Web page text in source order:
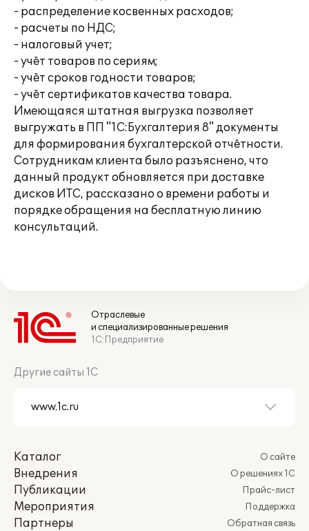
- распределение косвенных расходов;
- расчеты по НДС;
- налоговый учет;
- учёт товаров по сериям;
- учёт сроков годности товаров;
- учёт сертификатов качества товара.
Имеющаяся штатная выгрузка позволяет
выгружать в ПП "1С:Бухгалтерия 8" документы
для формирования бухгалтерской отчётности.
Сотрудникам клиента было разъяснено, что
данный продукт обновляется при доставке
дисков ИТС, рассказано о времени работы и
порядке обращения на бесплатную линию
консультаций.
Отраслевые
и специализированные решения
1С:Предприятие
Другие сайты 1С
Каталог
Внедрения
Публикации
Мероприятия
Партнеры
О сайте
О решениях 1С
Прайс-лист
Поддержка
Обратная связь